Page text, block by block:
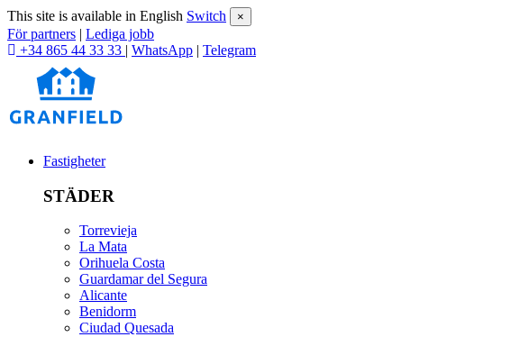
This site is available in English Switch ×
För partners | Lediga jobb
+34 865 44 33 33 | WhatsApp | Telegram
Fastigheter
STÄDER
Torrevieja
La Mata
Orihuela Costa
Guardamar del Segura
Alicante
Benidorm
Ciudad Quesada